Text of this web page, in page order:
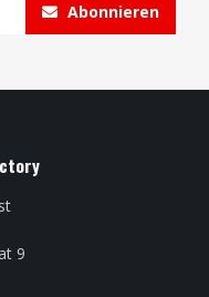
Abonnieren
9